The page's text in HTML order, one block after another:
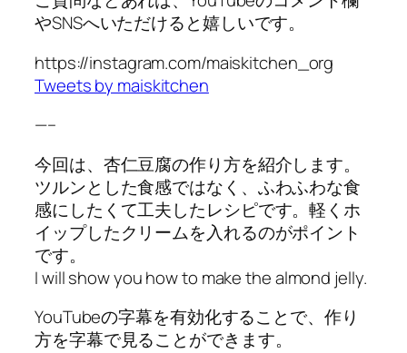
やSNSへいただけると嬉しいです。
https://instagram.com/maiskitchen_org
Tweets by maiskitchen
—–
今回は、杏仁豆腐の作り方を紹介します。
ツルンとした食感ではなく、ふわふわな食
感にしたくて工夫したレシピです。軽くホ
イップしたクリームを入れるのがポイント
です。
I will show you how to make the almond jelly.
YouTubeの字幕を有効化することで、作り
方を字幕で見ることができます。